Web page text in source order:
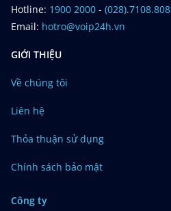
Hotline: 1900 2000 -
Email: hotro@voip24h.vn
GIỚI THIỆU
Về chúng tôi
Liên hệ
Thỏa thuận sử dụng
Chính sách bảo mật
Công ty